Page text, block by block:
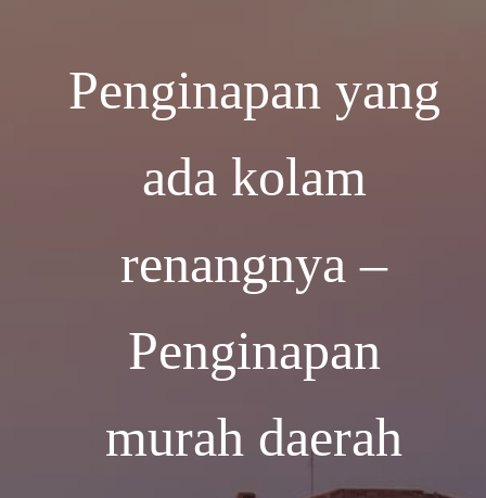
Penginapan yang
ada kolam
renangnya –
Penginapan
murah daerah